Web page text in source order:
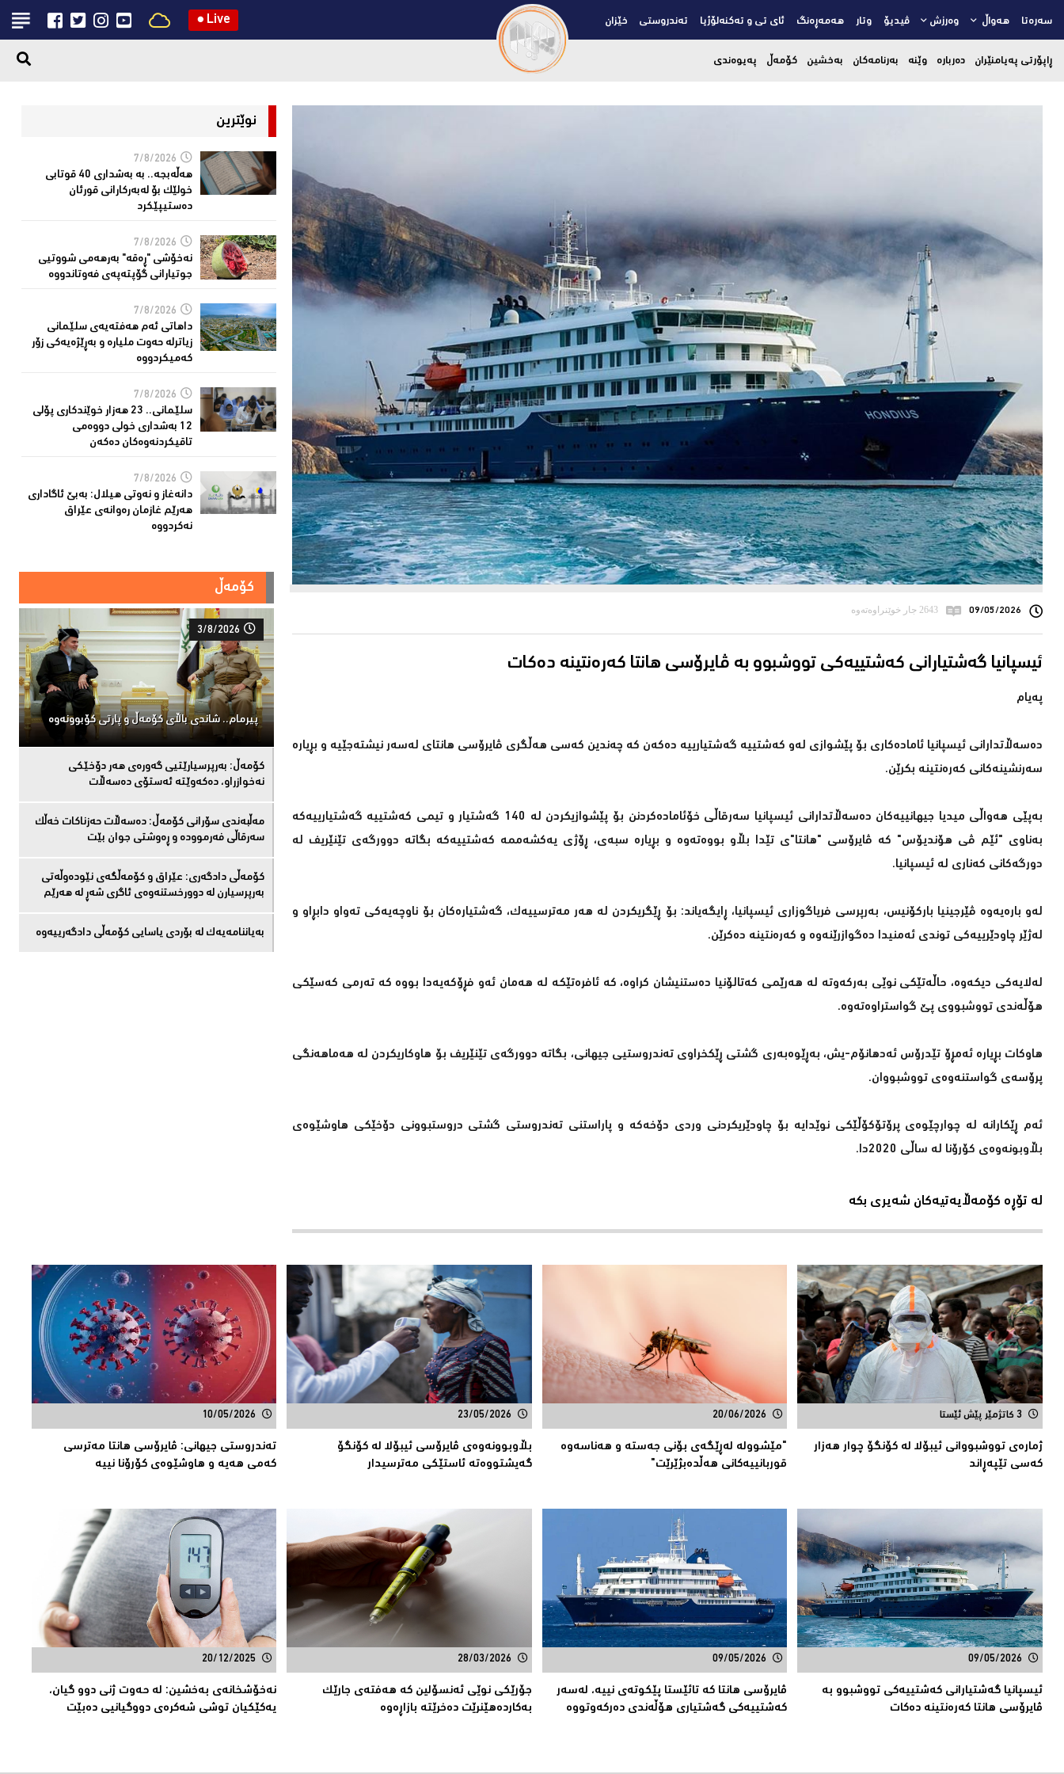
سەرەتا هەواڵ وەرزش ڤیدیۆ وتار هەمەڕەنگ ئای تی و تەکنەلۆژیا تەندروستی خێزان ● Live
ڕاپۆرتی پەیامنێران دەربارە وێنە بەرنامەکان بەخشین کۆمەڵ پەیوەندی
09/05/2026 2643 جار خوێنراوەتەوە
ئیسپانیا گەشتیارانی كەشتییەكی تووشبوو بە ڤایرۆسی هانتا كەرەنتینە دەكات
پەیام
دەسەڵاتدارانی ئیسپانیا ئامادەكاری بۆ پێشوازی لەو كەشتییە گەشتیارییە دەكەن كە چەندین كەسی هەڵگری ڤایرۆسی هانتای لەسەر نیشتەجێیە و بڕیارە
سەرنشینەكانی كەرەنتینە بكرێن.
بەپێی هەواڵی میدیا جیهانییەكان دەسەڵاتدارانی ئیسپانیا سەرقاڵی خۆئامادەكردنن بۆ پێشوازیكردن لە 140 گەشتیار و تیمی كەشتییە گەشتیارییەكە
بەناوی "ئێم ڤی هۆندیۆس" كە ڤایرۆسی "هانتا"ی تێدا بڵاو بووەتەوە و بڕیارە سبەی، ڕۆژی یەكشەممە كەشتییەكە بگاتە دوورگەی تێنێریف لە
دورگەكانی كەناری لە ئیسپانیا.
لەو بارەیەوە ڤێرجینیا باركۆنیس، بەرپرسی فریاگوزاری ئیسپانیا، ڕایگەیاند: بۆ ڕێگریكردن لە هەر مەترسییەك، گەشتیارەكان بۆ ناوچەیەكی تەواو دابڕاو و
لەژێر چاودێرییەكی توندی ئەمنیدا دەگوازرێنەوە و كەرەنتینە دەكرێن.
لەلایەكی دیكەوە، حاڵەتێكی نوێی بەركەوتە لە هەرێمی كەتالۆنیا دەستنیشان كراوە، كە ئافرەتێكە لە هەمان ئەو فڕۆكەیەدا بووە كە تەرمی كەسێكی
هۆڵەندی تووشبووی پێ گواستراوەتەوە.
هاوكات بڕیارە ئەمڕۆ تێدرۆس ئەدهانۆم-یش، بەڕێوەبەری گشتی ڕێكخراوی تەندروستیی جیهانی، بگاتە دوورگەی تێنێریف بۆ هاوكاریكردن لە هەماهەنگی
پرۆسەی گواستنەوەی تووشبووان.
ئەم ڕێكارانە لە چوارچێوەی پرۆتۆكۆڵێكی نوێدایە بۆ چاودێریكردنی وردی دۆخەكە و پاراستنی تەندروستی گشتی دروستبوونی دۆخێكی هاوشێوەی
بڵاوبونەوەی كۆرۆنا لە ساڵی 2020دا.
لە تۆڕە کۆمەڵایەتیەکان شەیری بکە
نوێترین
7/8/2026
هەڵەبجە.. بە بەشداری 40 قوتابی
خولێک بۆ لەبەرکارانى قورئان
دەستیپێکرد
7/8/2026
نەخۆشی "ڕەقە" بەرهەمی شووتیی
جوتیارانی گۆپتەپەى فەوتاندووە
7/8/2026
داهاتی ئەم هه‌فته‌یەی سلێمانی
زیاترلە حەوت ملیارە و بەڕێژەیەکى زۆر
کەمیکردووە
7/8/2026
سلێمانی.. 23 هەزار خوێندکارى پۆلی
12 بەشدارى خولى دووەمى
تاقیکردنەوەکان دەکەن
7/8/2026
دانەغاز و نەوتی هیلال: بەبێ ئاگاداری
هەرێم غازمان رەوانەی عێراق
نەکردووە
کۆمەڵ
3/8/2026
پیرمام.. شاندی باڵای كۆمه‌ڵ و پارتی كۆبوونه‌وه‌
كۆمەڵ: بەرپرسیارێتیی گەورەی هەر دۆخێکی
نەخوازراو، دەكەوێتە ئەستۆی دەسەڵات
مەڵبەندى سۆرانى کۆمەڵ: دەسەڵات حەزناکات خەڵک
سەرقاڵى فەرموودە و ڕەوشتى جوان بێت
کۆمەڵى دادگەرى: عێراق و كۆمەڵگەی نێودەوڵەتی
بەرپرسیارن لە دوورخستنەوەى ئاگری شەڕ لە هەرێم
بەیاننامەیەک لە بۆردی یاسایی کۆمەڵی دادگەرییەوە
3 کاتژمێر پێش ئێستا
ژمارەی تووشبووانی ئیبۆلا لە كۆنگۆ چوار هەزار
كەسى تێپەڕاند
20/06/2026
"مێشوولە لەڕێگەی بۆنی جەستە و هەناسەوە
قوربانییەكانی هەڵدەبژێرێت"
23/05/2026
بڵاوبوونەوەى ڤایرۆسی ئیبۆلا لە كۆنگۆ
گەیشتووەتە ئاستێكی مەترسیدار
10/05/2026
تەندروستی جیهانی: ڤایرۆسی هانتا مەترسى
کەمى هەیە و هاوشێوەى كۆرۆنا نییە
09/05/2026
ئیسپانیا گەشتیارانی كەشتییەكی تووشبوو بە
ڤایرۆسی هانتا كەرەنتینە دەكات
09/05/2026
ڤایرۆسی هانتا کە تائێستا پێكوتەی نییە، لەسەر
كەشتییەكی گەشتیارى هۆڵەندی دەرکەوتووە
28/03/2026
جۆرێكی نوێی ئەنسۆلین کە هەفتەى جارێک
بەکاردەهێنرێت دەخرێتە بازاڕەوە
20/12/2025
نه‌خۆشخانه‌ی به‌خشین: له‌ حه‌وت ژنی دوو گیان،
یه‌كێكیان توشی شه‌كره‌ی دووگیانیی ده‌بێت